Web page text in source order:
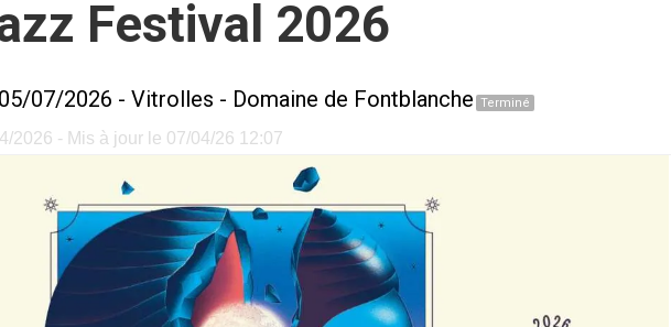
Festival 2026
07/2026 - Vitrolles - Domaine de Fontblanche Terminé
2026 - Mis à jour le 07/04/26 12:07